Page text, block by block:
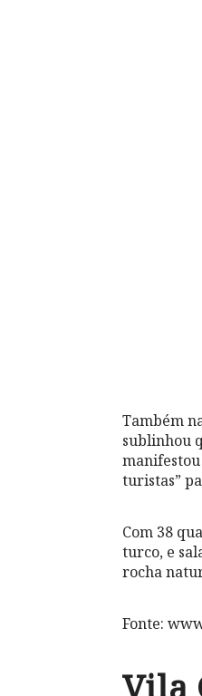
Também
sublinhou
manifestou
turistas”
Com 38
turco, e
rocha
Fonte:
Vila